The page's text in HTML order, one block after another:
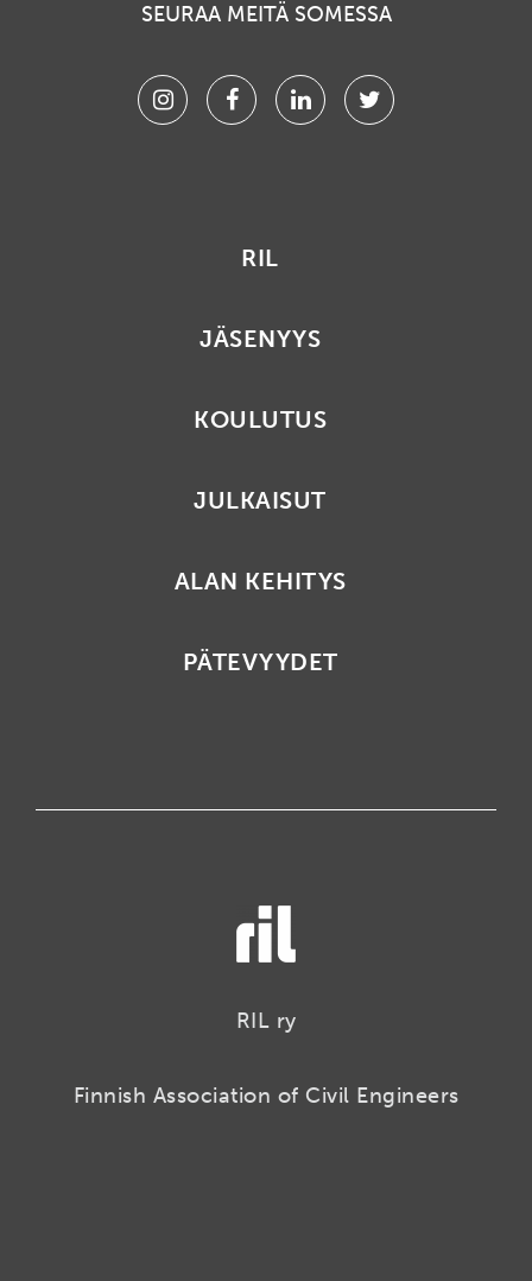
SEURAA MEITÄ SOMESSA
InstagramFacebookLinkedinTwitter
RIL
JÄSENYYS
KOULUTUS
JULKAISUT
ALAN KEHITYS
PÄTEVYYDET
RIL ry
Finnish Association of Civil Engineers